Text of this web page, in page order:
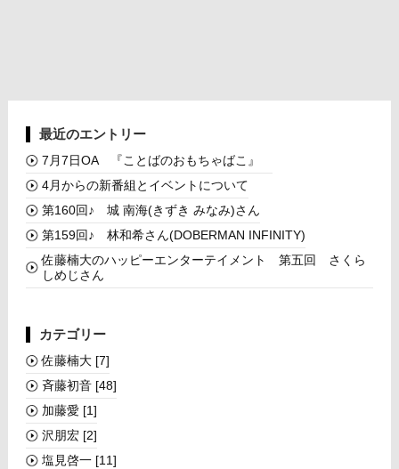
最近のエントリー
7月7日OA 『ことばのおもちゃばこ』
4月からの新番組とイベントについて
第160回♪ 城 南海(きずき みなみ)さん
第159回♪ 林和希さん(DOBERMAN INFINITY)
佐藤楠大のハッピーエンターテイメント 第五回 さくら
しめじさん
カテゴリー
佐藤楠大 [7]
斉藤初音 [48]
加藤愛 [1]
沢朋宏 [2]
塩見啓一 [11]